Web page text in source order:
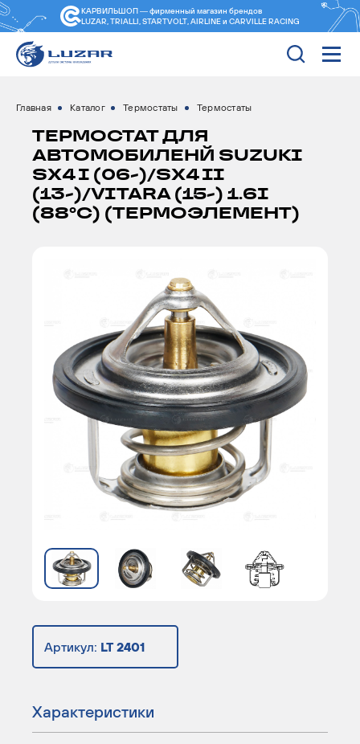
КАРВИЛЬШОП — фирменный магазин брендов
LUZAR, TRIALLI, STARTVOLT, AIRLINE и CARVILLE RACING
Главная Каталог Термостаты Термостаты
ТЕРМОСТАТ ДЛЯ
АВТОМОБИЛЕНЙ SUZUKI
SX4 I (06-)/SX4 II
(13-)/VITARA (15-) 1.6I
(88°С) (ТЕРМОЭЛЕМЕНТ)
Артикул: LT 2401
Характеристики